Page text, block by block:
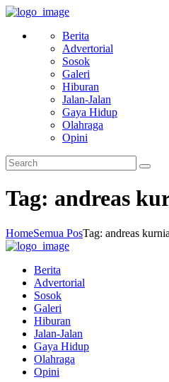
Berita
Advertorial
Sosok
Galeri
Hiburan
Jalan-Jalan
Gaya Hidup
Olahraga
Opini
Tag: andreas
HomeSemua PosTag: andreas
Berita
Advertorial
Sosok
Galeri
Hiburan
Jalan-Jalan
Gaya Hidup
Olahraga
Opini